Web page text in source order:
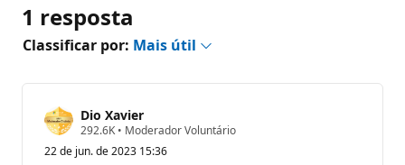
1 resposta
Classificar por: Mais útil
Dio Xavier
292.6K P
n
• Moderador Voluntário
22 de jun. de 2023 15:36